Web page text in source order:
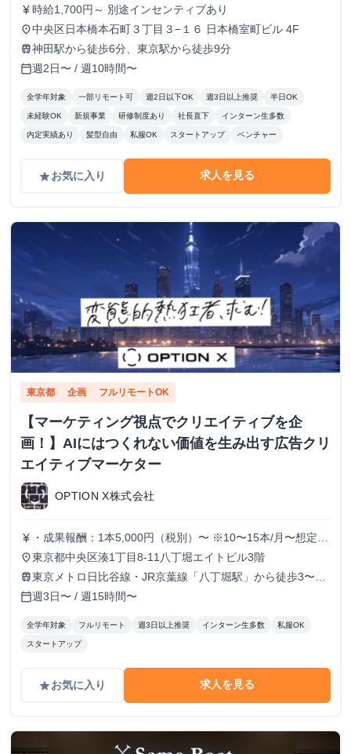
currency_yen 時給1,700円～ 別途インセンティブあり
place中央区日本橋本石町３丁目３−１６ 日本橋室町ビル 4F
train神田駅から徒歩6分、東京駅から徒歩9分
calendar_today週2日〜 / 週10時間〜
全学年対象 一部リモート可 週2日以下OK 週3日以上推奨 半日OK
未経験OK 新規事業 研修制度あり 社長直下 インターン生多数
内定実績あり 髪型自由 私服OK スタートアップ ベンチャー
gradeお気に入り 求人を見る
東京都 企画 フルリモートOK
【マーケティング視点でクリエイティブを企
画！】AIにはつくれない価値を生み出す広告クリ
エイティブマーケター
OPTION X株式会社
currency_yen ・成果報酬：1本5,000円（税別）〜 ※10〜15本/月〜想定
※経験、実績、能力等によって変動 ※トライアル期間の場
合変動あり
place東京都中央区湊1丁目8-11八丁堀エイトビル3階
train東京メトロ日比谷線・JR京葉線「八丁堀駅」から徒歩3〜6
分
calendar_today週3日〜 / 週15時間〜
全学年対象 フルリモート 週3日以上推奨 インターン生多数 私服OK
スタートアップ
gradeお気に入り 求人を見る